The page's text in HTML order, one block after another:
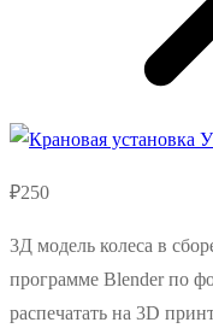
₽250
3Д модель колеса в
программе Blender по
распечатать на 3D